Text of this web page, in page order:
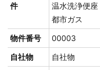
件
温水洗浄便座
都市ガス
物件番号
00003
自社物
自社物